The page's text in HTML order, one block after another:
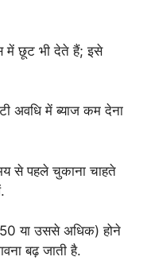
में छूट भी देते हैं; इसे
अवधि में ब्याज कम देना
से पहले चुकाना चाहते
या उससे अधिक) होने
बढ़ जाती है.